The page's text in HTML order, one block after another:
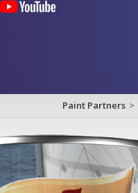
Paint Partners >